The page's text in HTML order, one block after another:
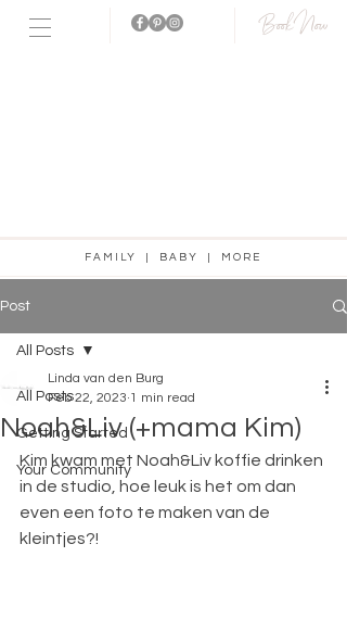
Book Now
FAMILY | BABY | MORE
Post
All Posts
Getting Started
Your Community
All Posts
Noah&Liv (+mama Kim)
Linda van den Burg
Feb 22, 2023 1 min read
Kim kwam met Noah&Liv koffie drinken
in de studio, hoe leuk is het om dan
even een foto te maken van de
kleintjes?!